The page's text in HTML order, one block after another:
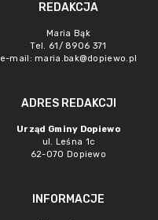
REDAKCJA
Maria Bąk
Tel. 61/ 8906 371
e-mail: maria.bak@dopiewo.pl
ADRES REDAKCJI
Urząd Gminy Dopiewo
ul. Leśna 1c
62-070 Dopiewo
INFORMACJE